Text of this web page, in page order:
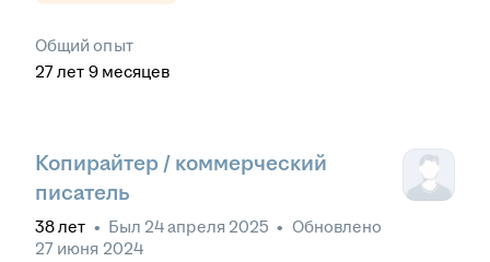
Общий опыт
27лет 9 месяцев
Копирайтер / коммерческий
писатель
38лет • Был 24 апреля 2025 • Обновлено
27 июня 2024